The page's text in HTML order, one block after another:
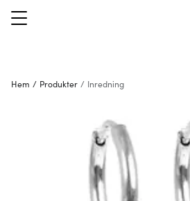
Hem / Produkter / Inredning